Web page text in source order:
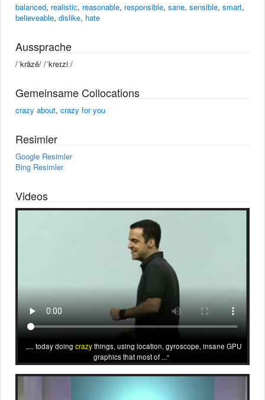
balanced, realistic, reasonable, responsible, sane, sensible, smart,
believeable, dislike, hate
Aussprache
/ˈkrāzē/ /ˈkreɪziː/
Gemeinsame Collocations
crazy about, crazy for you
Resimler
Google Resimler
Bing Resimler
Videos
... today doing crazythings, using location, gyroscope, insane GPU
graphics that most of ...